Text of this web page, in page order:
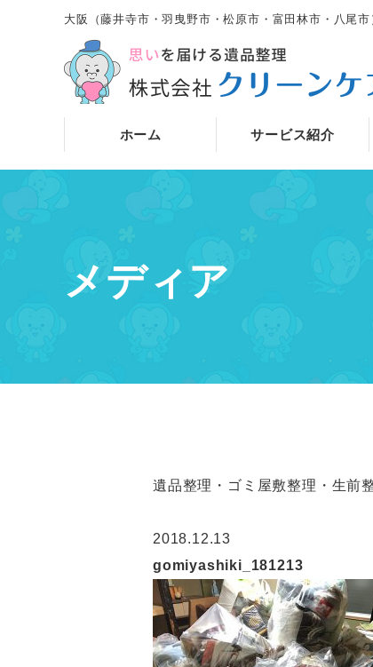
大阪（藤井寺市・羽曳野市・松原市・富田林市・八尾
ホーム サービス紹介
メディア
遺品整理・ゴミ屋敷整理・生前
2018.12.13
gomiyashiki_181213